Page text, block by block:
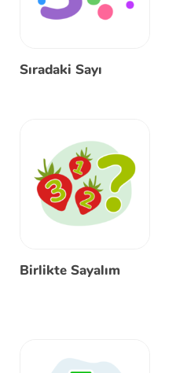
Sıradaki Sayı
Birlikte Sayalım